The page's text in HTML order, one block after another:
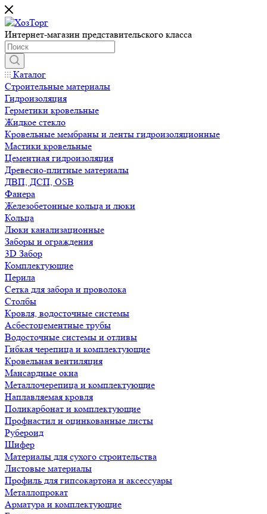
Интернет-магазин представительского класса
Каталог
Строительные материалы
Гидроизоляция
Герметики кровельные
Жидкое стекло
Кровельные мембраны и ленты гидроизоляционные
Мастики кровельные
Цементная гидроизоляция
Древесно-плитные материалы
ДВП, ДСП, OSB
Фанера
Железобетонные кольца и люки
Кольца
Люки канализационные
Заборы и ограждения
3D Забор
Комплектующие
Перила
Сетка для забора и проволока
Столбы
Кровля, водосточные системы
Асбестоцементные трубы
Водосточные системы и отливы
Гибкая черепица и комплектующие
Кровельная вентиляция
Мансардные окна
Металлочерепица и комплектующие
Наплавляемая кровля
Поликарбонат и комплектующие
Профнастил и оцинкованные листы
Рубероид
Шифер
Материалы для сухого строительства
Листовые материалы
Профиль для гипсокартона и аксессуары
Металлопрокат
Арматура и комплектующие